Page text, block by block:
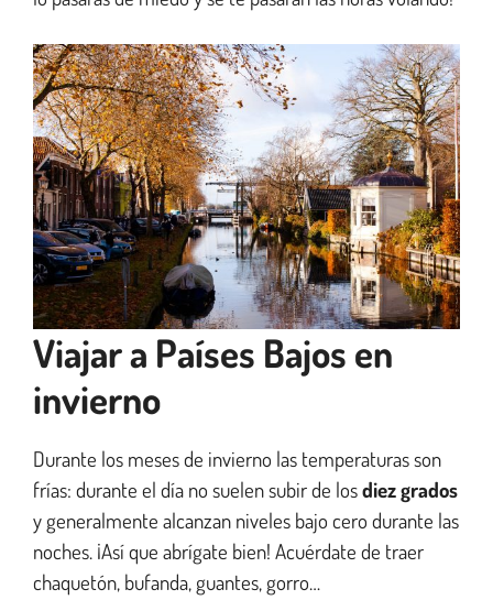
Viajar a Países Bajos en
invierno
Durante los meses de invierno las temperaturas son
frías: durante el día no suelen subir de losdiez grados
y generalmente alcanzan niveles bajo cero durante las
noches. ¡Así que abrígate bien! Acuérdate de traer
chaquetón, bufanda, guantes, gorro…